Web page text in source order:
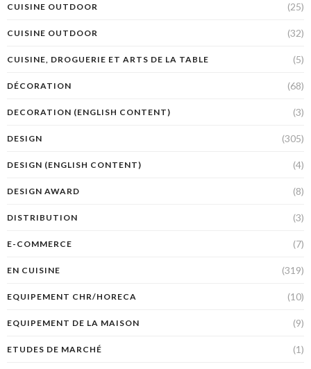
CUISINE OUTDOOR (25)
CUISINE OUTDOOR (32)
CUISINE, DROGUERIE ET ARTS DE LA TABLE (5)
DÉCORATION (68)
DECORATION (ENGLISH CONTENT) (3)
DESIGN (305)
DESIGN (ENGLISH CONTENT) (4)
DESIGN AWARD (8)
DISTRIBUTION (3)
E-COMMERCE (7)
EN CUISINE (319)
EQUIPEMENT CHR/HORECA (10)
EQUIPEMENT DE LA MAISON (9)
ETUDES DE MARCHÉ (1)